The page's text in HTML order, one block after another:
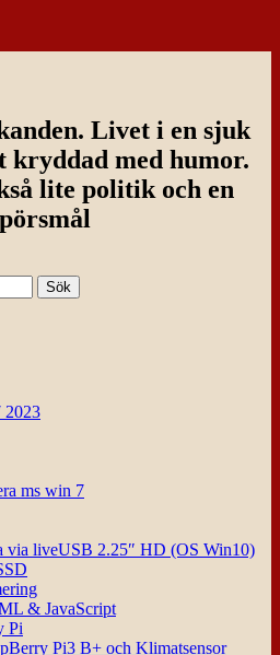
Livet i en sjuk
kryddad med humor.
lite politik och en
2023
ms win 7
via liveUSB 2.25″ HD (OS Win10)
& JavaScript
Pi
Pi3 B+ och Klimatsensor